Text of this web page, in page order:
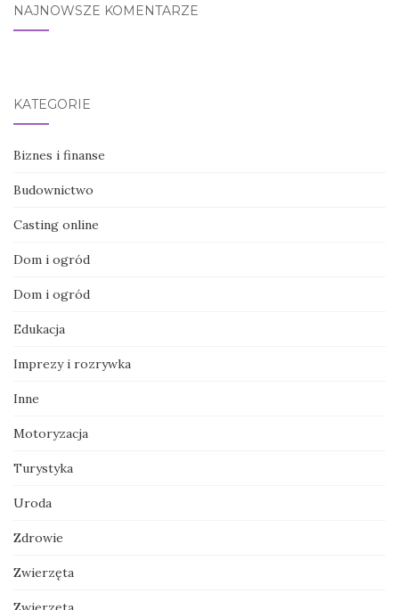
NAJNOWSZE KOMENTARZE
KATEGORIE
Biznes i finanse
Budownictwo
Casting online
Dom i ogród
Dom i ogród
Edukacja
Imprezy i rozrywka
Inne
Motoryzacja
Turystyka
Uroda
Zdrowie
Zwierzęta